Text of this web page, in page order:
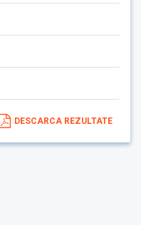
DESCARCA REZULTATE